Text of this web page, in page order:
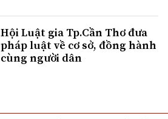
Hội Luật gia Tp.Cần Thơ đưa
pháp luật về cơ sở, đồng hành
cùng người dân